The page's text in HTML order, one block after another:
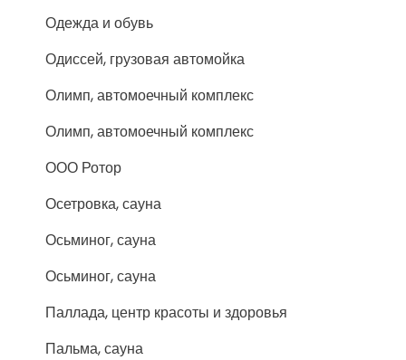
Одежда и обувь
Одиссей, грузовая автомойка
Олимп, автомоечный комплекс
Олимп, автомоечный комплекс
ООО Ротор
Осетровка, сауна
Осьминог, сауна
Осьминог, сауна
Паллада, центр красоты и здоровья
Пальма, сауна